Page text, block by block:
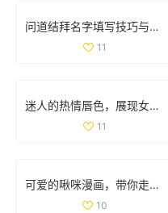
问道结拜名字填写技巧与注意事项详解
11
迷人的热情唇色，展现女性独特韵味与魅力
11
可爱的啾咪漫画，带你走进奇幻的二次元世界
10